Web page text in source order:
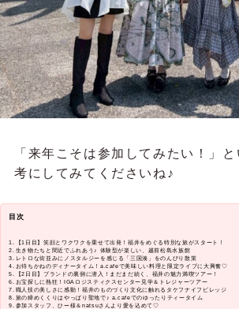
「来年こそは参加してみたい！」
考にしてみてくださいね♪
目次
【1日目】笑顔とワクワクを乗せて出発！福井をめぐる特別な旅がスタート！
生き物たちと間近でふれあう♪ 体験型が楽しい、越前松島水族館
レトロな街並みにノスタルジーを感じる「三国湊」をのんびり散策
お待ちかねのディナータイム！a.cafeで美味しい料理と限定ライブに大興奮♡
【2日目】ブランドの裏側に潜入！まだまだ続く、福井の魅力満喫ツアー！
お宝探しに熱狂！IGAロジスティクスセンター見学＆トレジャーツアー
職人技の美しさに感動！福井のものづくり文化に触れるタケフナイフビレッジ
旅の締めくくりはやっぱり聖地で♪ a.cafeでのゆったりティータイム
参加スタッフ、ひー様＆natsuさんより愛を込めて♡